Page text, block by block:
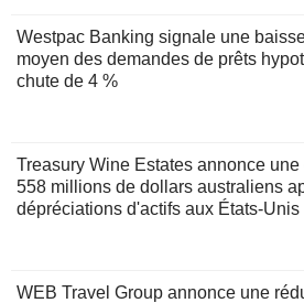
Westpac Banking signale une
moyen des demandes de prêts
chute de 4 %
Treasury Wine Estates annonce
558 millions de dollars australiens
dépréciations d'actifs aux États-Unis
WEB Travel Group annonce une